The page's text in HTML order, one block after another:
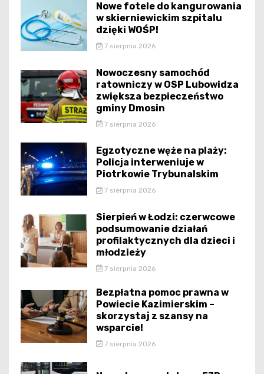
Nowe fotele do kangurowania
w skierniewickim szpitalu
dzięki WOŚP!
7 sierpnia 2026
Nowoczesny samochód
ratowniczy w OSP Lubowidza
zwiększa bezpieczeństwo
gminy Dmosin
7 sierpnia 2026
Egzotyczne węże na plaży:
Policja interweniuje w
Piotrkowie Trybunalskim
7 sierpnia 2026
Sierpień w Łodzi: czerwcowe
podsumowanie działań
profilaktycznych dla dzieci i
młodzieży
7 sierpnia 2026
Bezpłatna pomoc prawna w
Powiecie Kazimierskim –
skorzystaj z szansy na
wsparcie!
7 sierpnia 2026